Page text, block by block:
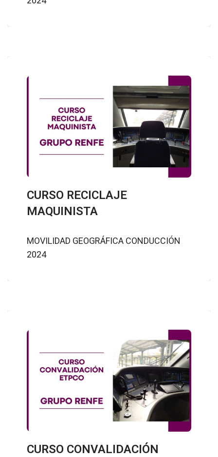
CURSO RECICLAJE
MAQUINISTA
MOVILIDAD GEOGRÁFICA CONDUCCIÓN
2024
CURSO CONVALIDACIÓN